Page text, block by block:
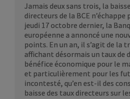
Jamais deux sans trois, la
directeurs de la BCE n’échappe
jeudi 17 octobre dernier, la
européenne a annoncé une
points. En un an, il s’agit de la
affichant désormais un taux de
bénéfice économique pour le
et particulièrement pour les
incontesté, qu’en est-il des
baisse des taux directeurs sur